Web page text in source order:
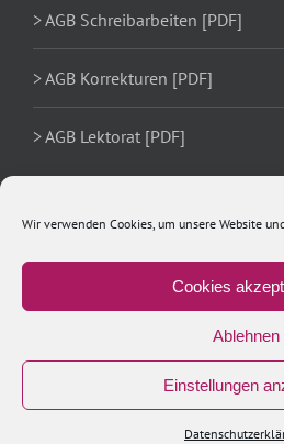
Wir verwenden Cookies, um unsere Website
Cookies
Ablehnen
Einstellungen
> AGB Schreibarbeiten [PDF]
> AGB Korrekturen [PDF]
> AGB Lektorat [PDF]
Copyright 2020 Ulrike Schächer |